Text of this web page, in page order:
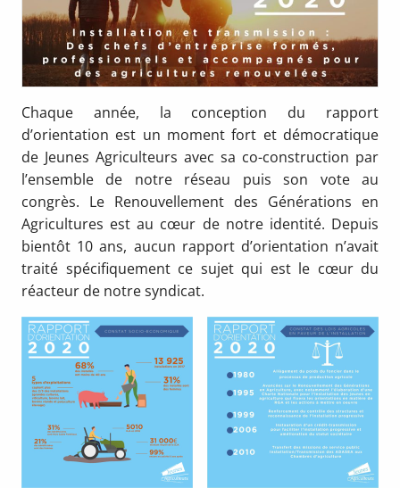
Chaque année, la conception du rapport
d’orientation est un moment fort et démocratique
de Jeunes Agriculteurs avec sa co-construction par
l’ensemble de notre réseau puis son vote au
congrès. Le Renouvellement des Générations en
Agricultures est au cœur de notre identité. Depuis
bientôt 10 ans, aucun rapport d’orientation n’avait
traité spécifiquement ce sujet qui est le cœur du
réacteur de notre syndicat.